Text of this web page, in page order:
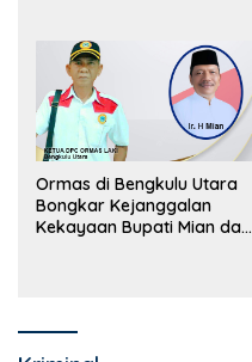
Ormas di Bengkulu Utara
Bongkar Kejanggalan
Kekayaan Bupati Mian dan